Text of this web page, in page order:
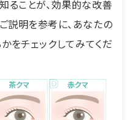
ることが、効果的な改善
説明を参考に、あなたの
をチェックしてみてくだ